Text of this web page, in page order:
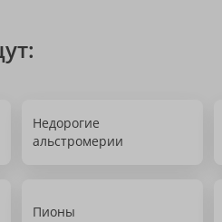
Недорогие
альстромерии
Пионы